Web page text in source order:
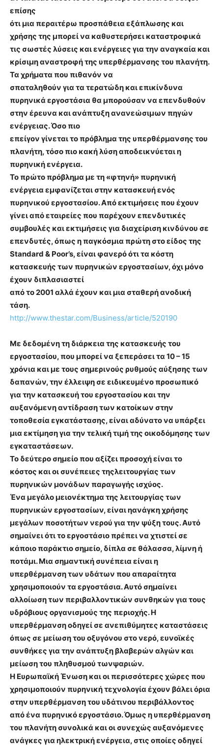
επίσης
ότι μια περαιτέρω προσπάθεια εξάπλωσης και
χρήσης της μπορεί να καθυστερήσει καταστροφικά
τις σωστές λύσεις και ενέργειες για την αναγκαία και
κρίσιμη αναστροφή της υπερθέρμανσης του πλανήτη.
Τα χρήματα που πιθανόν να
σπαταληθούν για τα τερατώδη και επικίνδυνα
πυρηνικά εργοστάσια θα μπορούσαν να επενδυθούν
στην έρευνα και ανάπτυξη ανανεώσιμων πηγών
ενέργειας. Όσο πιο
επείγον γίνεται το πρόβλημα της υπερθέρμανσης του
πλανήτη, τόσο πιο κακή λύση αποδεικνύεται η
πυρηνική ενέργεια.
Το πρώτο πρόβλημα με τη «φτηνή» πυρηνική
ενέργεια εμφανίζεται στην κατασκευή ενός
πυρηνικού εργοστασίου. Από εκτιμήσεις που έχουν
γίνει από εταιρείες που παρέχουν επενδυτικές
συμβουλές και εκτιμήσεις για διαχείριση κινδύνου σε
επενδυτές, όπως η παγκόσμια πρώτη στο είδος της
Standard & Poor’s, είναι φανερό ότι τα κόστη
κατασκευής των πυρηνικών εργοστασίων, όχι μόνο
έχουν διπλασιαστεί
από το 2001 αλλά έχουν και μια σταθερή ανοδική
τάση.
http://www.thestar.com/Business/article/520190
Με δεδομένη τη διάρκεια της κατασκευής του
εργοστασίου, που μπορεί να ξεπεράσει τα 10 – 15
χρόνια και με τους σημερινούς ρυθμούς αύξησης των
δαπανών, την έλλειψη σε ειδικευμένο προσωπικό
για την κατασκευή του εργοστασίου και την
αυξανόμενη αντίδραση των κατοίκων στην
τοποθεσία εγκατάστασης, είναι αδύνατο να υπάρξει
μια εκτίμηση για την τελική τιμή της οικοδόμησης των
εγκαταστάσεων.
Το δεύτερο σημείο που αξίζει προσοχή είναι το
κόστος και οι συνέπειες τηςλειτουργίας των
πυρηνικών μονάδων παραγωγής ισχύος.
Ένα μεγάλο μειονέκτημα της λειτουργίας των
πυρηνικών εργοστασίων, είναι ηανάγκη χρήσης
μεγάλων ποσοτήτων νερού για την ψύξη τους. Αυτό
σημαίνει ότι το εργοστάσιο πρέπει να χτιστεί σε
κάποιο παράκτιο σημείο, δίπλα σε θάλασσα, λίμνη ή
ποτάμι. Μια σημαντική συνέπεια είναι η
υπερθέρμανση των υδάτων που απαραίτητα
χρησιμοποιούν τα εργοστάσια. Αυτό σημαίνει
αλλοίωση των περιβαλλοντικών συνθηκών για τους
υδρόβιους οργανισμούς της περιοχής. Η
υπερθέρμανση οδηγεί σε ανεπιθύμητες καταστάσεις
όπως σε μείωση του οξυγόνου στο νερό, ευνοϊκές
συνθήκες για την ανάπτυξη βλαβερών αλγών και
μείωση του πληθυσμού τωνψαριών.
Η Ευρωπαϊκή Ένωση και οι περισσότερες χώρες που
χρησιμοποιούν πυρηνική τεχνολογία έχουν βάλει όρια
στην υπερθέρμανση του υδάτινου περιβάλλοντος
από ένα πυρηνικό εργοστάσιο. Όμως η υπερθέρμανση
του πλανήτη συνολικά και οι συνεχώς αυξανόμενες
ανάγκες για ηλεκτρική ενέργεια, στις οποίες οδηγεί